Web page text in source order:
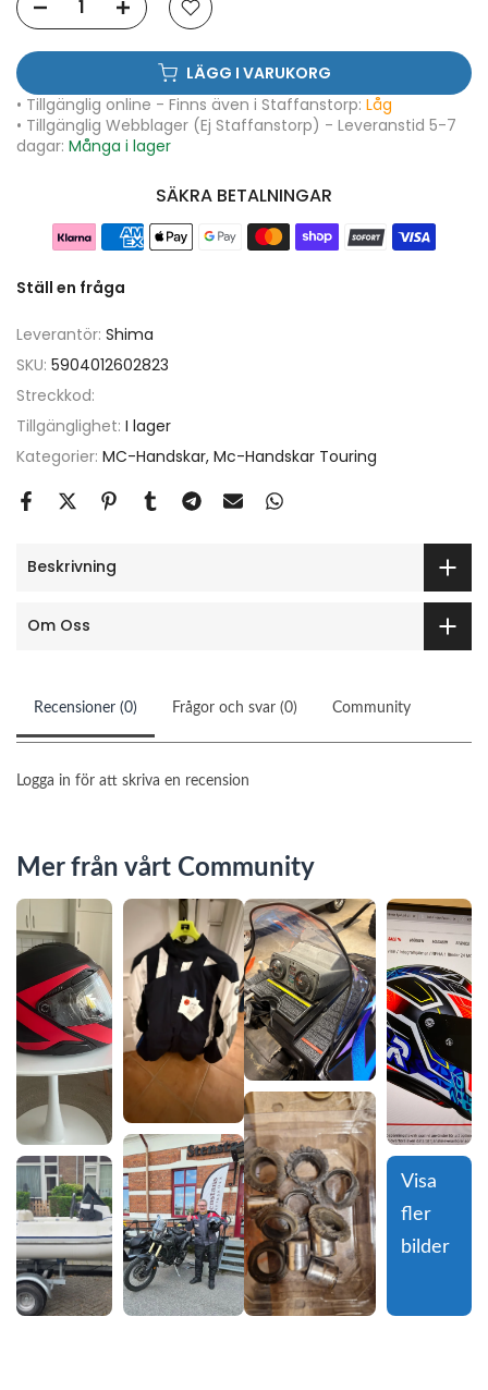
LÄGG I VARUKORG
• Tillgänglig online - Finns även i Staffanstorp: Låg
• Tillgänglig Webblager (Ej Staffanstorp) - Leveranstid 5-7
dagar: Många i lager
SÄKRA BETALNINGAR
Ställ en fråga
Leverantör: Shima
SKU: 5904012602823
Streckkod:
Tillgänglighet: I lager
Kategorier: MC-Handskar Mc-Handskar Touring
Beskrivning
Om Oss
Recensioner (0) Frågor och svar (0) Community
Logga in för att skriva en recension
Mer från vårt Community
Visa
fler
bilder